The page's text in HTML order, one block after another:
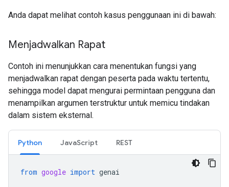
Anda dapat melihat contoh kasus penggunaan ini di bawah:
Menjadwalkan Rapat
Contoh ini menunjukkan cara menentukan fungsi yang
menjadwalkan rapat dengan peserta pada waktu tertentu,
sehingga model dapat mengurai permintaan pengguna dan
menampilkan argumen terstruktur untuk memicu tindakan
dalam sistem eksternal.
Python JavaScript REST
from google import genai